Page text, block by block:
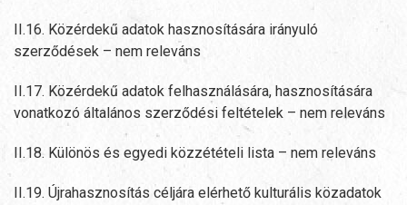
II.16. Közérdekű adatok hasznosítására irányuló
szerződések – nem releváns
II.17. Közérdekű adatok felhasználására, hasznosítására
vonatkozó általános szerződési feltételek – nem releváns
II.18. Különös és egyedi közzétételi lista – nem releváns
II.19. Újrahasznosítás céljára elérhető kulturális közadatok